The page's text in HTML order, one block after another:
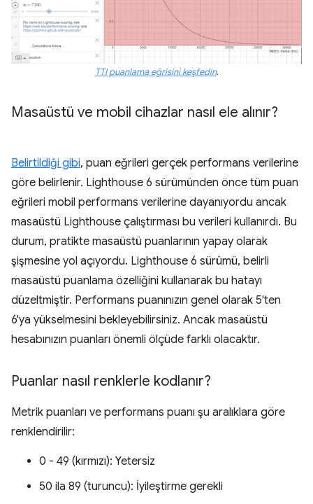
TTI puanlama eğrisini keşfedin.
Masaüstü ve mobil cihazlar nasıl ele alınır?
Belirtildiği gibi, puan eğrileri gerçek performans verilerine
göre belirlenir. Lighthouse 6 sürümünden önce tüm puan
eğrileri mobil performans verilerine dayanıyordu ancak
masaüstü Lighthouse çalıştırması bu verileri kullanırdı. Bu
durum, pratikte masaüstü puanlarının yapay olarak
şişmesine yol açıyordu. Lighthouse 6 sürümü, belirli
masaüstü puanlama özelliğini kullanarak bu hatayı
düzeltmiştir. Performans puanınızın genel olarak 5'ten
6'ya yükselmesini bekleyebilirsiniz. Ancak masaüstü
hesabınızın puanları önemli ölçüde farklı olacaktır.
Puanlar nasıl renklerle kodlanır?
Metrik puanları ve performans puanı şu aralıklara göre
renklendirilir:
0 - 49 (kırmızı): Yetersiz
50 ila 89 (turuncu): İyileştirme gerekli